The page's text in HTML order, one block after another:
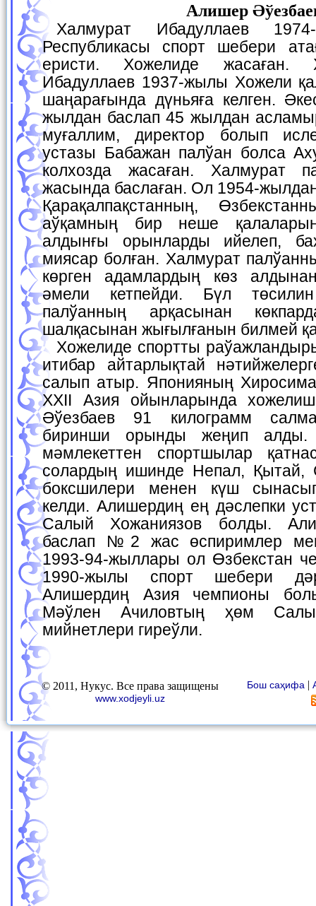
Алишер
Халмурат Ибадуллаев 1974-жылы Өзбекстан
Республикасы спорт шебери
еристи. Хожелиде жасаған.
Ибадуллаев 1937-жылы Хожели
шаңарағында дүньяға келген.
жылдан баслап 45 жылдан
муғаллим, директор болып
устазы Бабажан палўан болса
колхозда жасаған. Халмурат
жасында баслаған. Ол 1954-
Қарақалпақстанның,
аўқамның бир неше
алдынғы орынларды ийелеп,
миясар болған. Халмурат
көрген адамлардың көз
әмели кетпейди. Бүл
палўанның арқасынан
шалқасынан жығылғанын билмей
Хожелиде спортты раўажландырыўға болған дыққат-
итибар айтарлықтай
салып атыр. Японияның
XXII Азия ойынларында
Әўезбаев 91 килограмм
биринши орынды жеңип
мәмлекеттен спортшылар
солардың ишинде Непал, Қытай,
боксшилери менен күш
келди. Алишердиң ең дәслепки
Салый Хожаниязов болды.
баслап №2 жас өспиримлер
1993-94-жыллары ол Өзбекстан
1990-жылы спорт шебери
Алишердиң Азия чемпионы
Мәўлен Ачиловтың ҳөм
мийнетлери гиреўли.
© 2011, Нукус. Все права защищены
www.xodjeyli.uz
Бош саҳифа |